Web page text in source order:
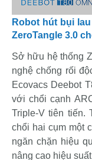
Robot hút bụi
ZeroTangle 3.0
Sở hữu hệ thống
nghệ chống rối
Ecovacs Deebot
với chổi cạnh
Triple-V tiên tiến.
chổi hai cụm một
ngăn chặn hiệu
nâng cao hiệu